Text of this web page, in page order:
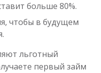
больше 80%.
чтобы в будущем
льготный
первый займ